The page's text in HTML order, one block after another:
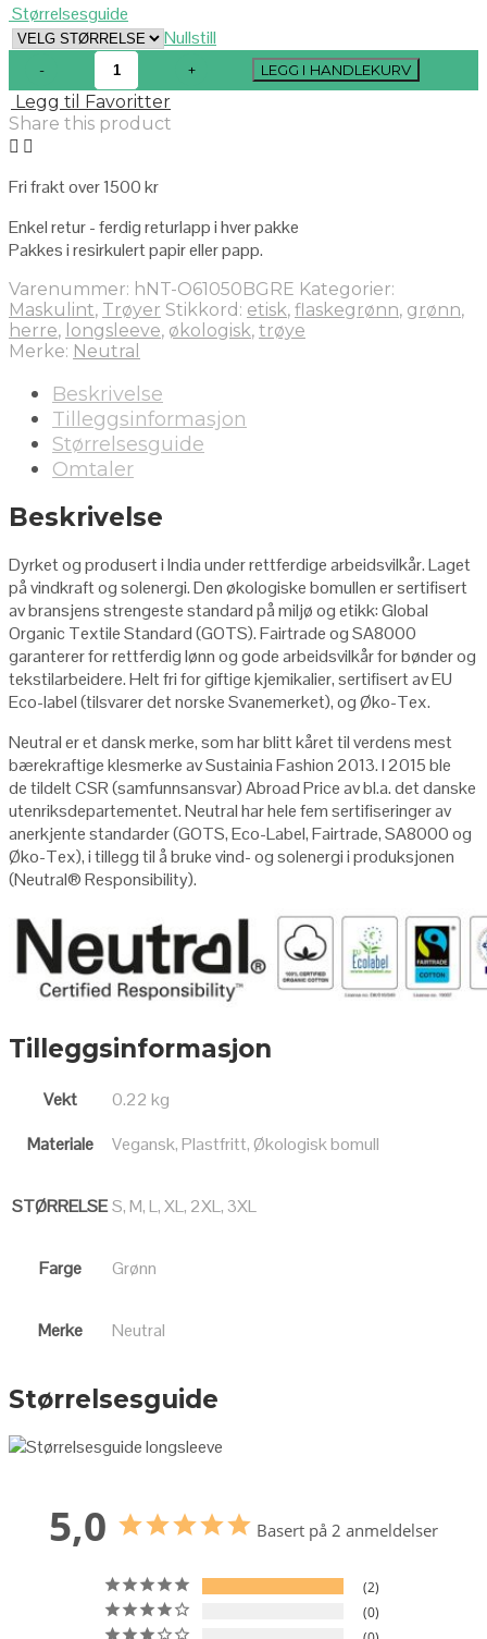
Størrelsesguide
Nullstill
LEGG I HANDLEKURV
Legg til Favoritter
Share this product
Fri frakt over 1500 kr
Enkel retur - ferdig returlapp i hver pakke
Pakkes i resirkulert papir eller papp.
Varenummer: hNT-O61050BGRE Kategorier:
Maskulint, Trøyer Stikkord: etisk, flaskegrønn, grønn,
herre, longsleeve, økologisk, trøye
Merke: Neutral
Beskrivelse
Tilleggsinformasjon
Størrelsesguide
Omtaler
Beskrivelse
Dyrket og produsert i India under rettferdige arbeidsvilkår. Laget
på vindkraft og solenergi. Den økologiske bomullen er sertifisert
av bransjens strengeste standard på miljø og etikk: Global
Organic Textile Standard (GOTS). Fairtrade og SA8000
garanterer for rettferdig lønn og gode arbeidsvilkår for bønder og
tekstilarbeidere. Helt fri for giftige kjemikalier, sertifisert av EU
Eco-label (tilsvarer det norske Svanemerket), og Øko-Tex.
Neutral er et dansk merke, som har blitt kåret til verdens mest
bærekraftige klesmerke av Sustainia Fashion 2013. I 2015 ble
de tildelt CSR (samfunnsansvar) Abroad Price av bl.a. det danske
utenriksdepartementet. Neutral har hele fem sertifiseringer av
anerkjente standarder (GOTS, Eco-Label, Fairtrade, SA8000 og
Øko-Tex), i tillegg til å bruke vind- og solenergi i produksjonen
(Neutral®Responsibility).
Tilleggsinformasjon
Vekt
0.22 kg
Materiale
Vegansk, Plastfritt, Økologisk bomull
STØRRELSES, M, L, XL, 2XL, 3XL
Farge Grønn
Merke Neutral
Størrelsesguide
5,0 Basert på 2 anmeldelser
2
0